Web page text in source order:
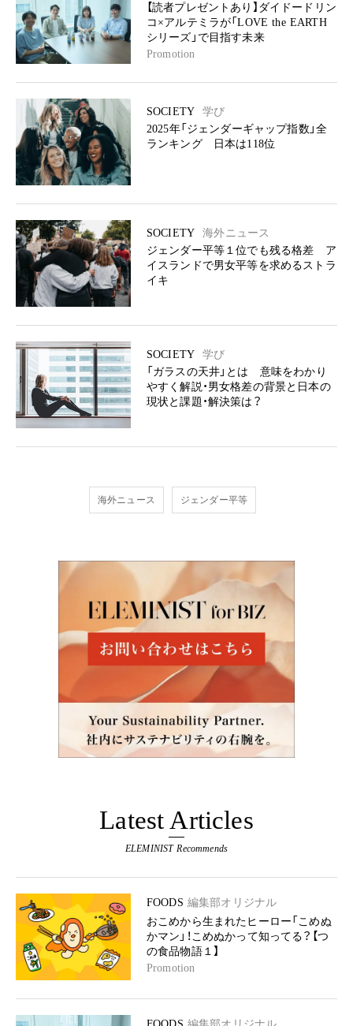
【読者プレゼントあり】ダイドードリン
コ×アルテミラが「LOVE the EARTH
シリーズ」で目指す未来
Promotion
SOCIETY
学び
2025年「ジェンダーギャップ指数」全
ランキング 日本は118位
SOCIETY
海外ニュース
ジェンダー平等１位でも残る格差 ア
イスランドで男女平等を求めるストラ
イキ
SOCIETY
学び
「ガラスの天井」とは 意味をわかり
やすく解説・男女格差の背景と日本の
現状と課題・解決策は？
海外ニュース ジェンダー平等
Latest Articles
ELEMINIST Recommends
FOODS 編集部オリジナル
おこめから生まれたヒーロー「こめぬ
かマン」！こめぬかって知ってる？【つ
の食品物語１】
Promotion
FOODS 編集部オリジナル